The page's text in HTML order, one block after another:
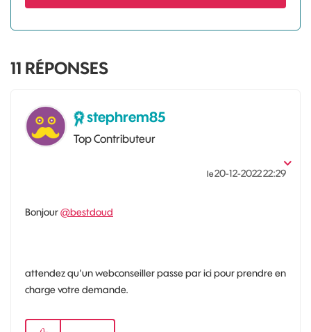
11 RÉPONSES
stephrem85
Top Contributeur
le‎20-12-202222:29
Bonjour@bestdoud
attendez qu’un webconseiller passe par ici pour prendre en
charge votre demande.